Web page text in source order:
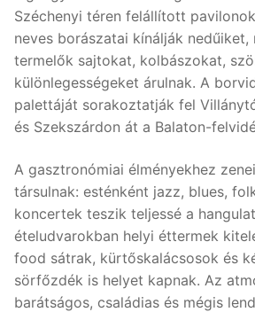
Széchenyi téren felállított
neves borászatai kínálják nedűiket,
termelők sajtokat, kolbászokat,
különlegességeket árulnak. A
palettáját sorakoztatják fel
és Szekszárdon át a Balaton-
A gasztronómiai élményekhez
társulnak: esténként jazz, blues,
koncertek teszik teljessé a
ételudvarokban helyi éttermek
food sátrak, kürtőskalácsosok és
sörfőzdék is helyet kapnak. Az
barátságos, családias és mégis